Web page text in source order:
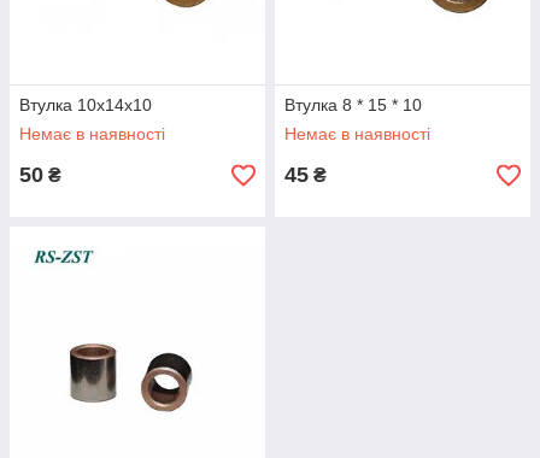
Втулка 10x14x10
Немає в наявності
50 ₴
Втулка 8 * 15 * 10
Немає в наявності
45 ₴